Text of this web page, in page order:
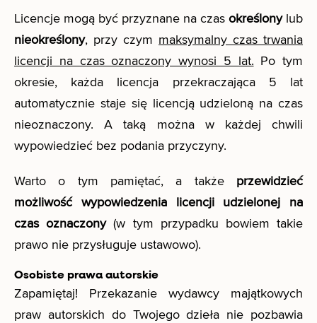
Licencje mogą być przyznane na czas określonylub
nieokreślony, przy czym maksymalny czas trwania
licencji na czas oznaczony wynosi 5 lat. Po tym
okresie, każda licencja przekraczająca 5 lat
automatycznie staje się licencją udzieloną na czas
nieoznaczony. A taką można w każdej chwili
wypowiedzieć bez podania przyczyny.
Warto o tym pamiętać, a także przewidzieć
możliwość wypowiedzenia licencji udzielonej na
czas oznaczony(w tym przypadku bowiem takie
prawo nie przysługuje ustawowo).
Osobiste prawa autorskie
Zapamiętaj! Przekazanie wydawcy majątkowych
praw autorskich do Twojego dzieła nie pozbawia